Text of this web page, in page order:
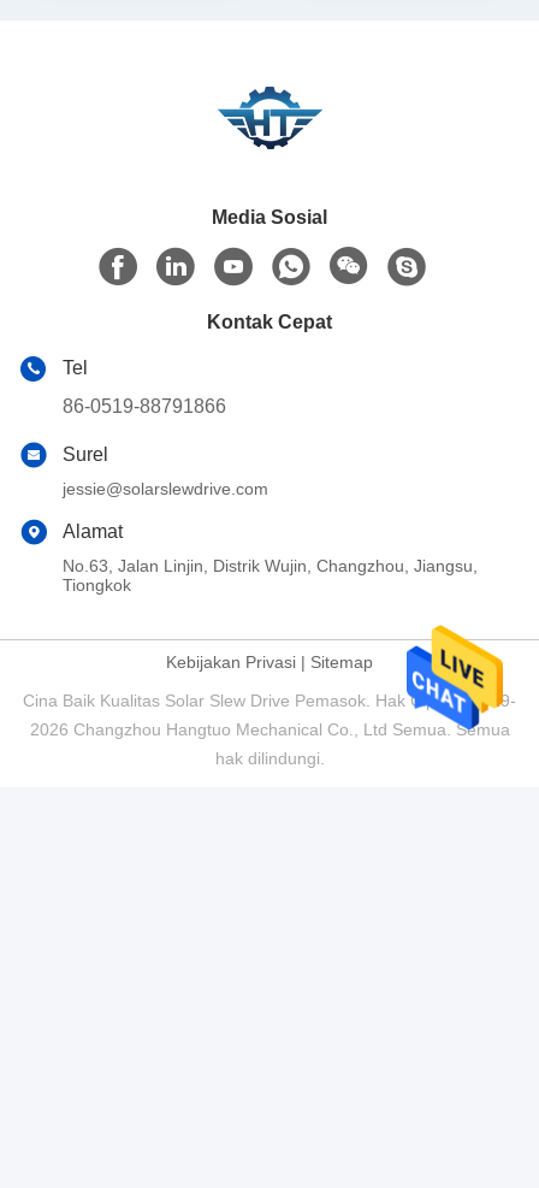
Media Sosial
Kontak Cepat
Tel
86-0519-88791866
Surel
jessie@solarslewdrive.com
Alamat
No.63, Jalan Linjin, Distrik Wujin, Changzhou, Jiangsu,
Tiongkok
Kebijakan Privasi | Sitemap
Cina Baik Kualitas Solar Slew Drive Pemasok. Hak Cipta © 2019-
2026 Changzhou Hangtuo Mechanical Co., Ltd Semua. Semua
hak dilindungi.